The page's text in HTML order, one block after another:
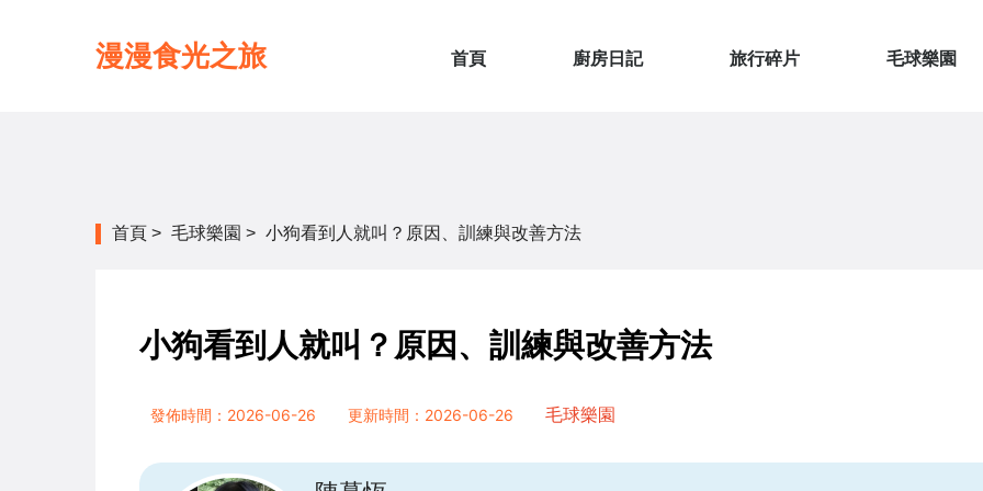
漫漫食光之旅 首頁 廚房日記 旅行碎片 毛球樂園
首頁 > 毛球樂園 > 小狗看到人就叫？原因、訓練與改善方法
小狗看到人就叫？原因、訓練與改善方法
發佈時間：2026-06-26 更新時間：2026-06-26 毛球樂園